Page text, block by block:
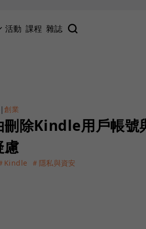
活動 課程 雜誌
|創業
刪除Kindle用戶帳號
慮
Kindle ＃隱私與資安